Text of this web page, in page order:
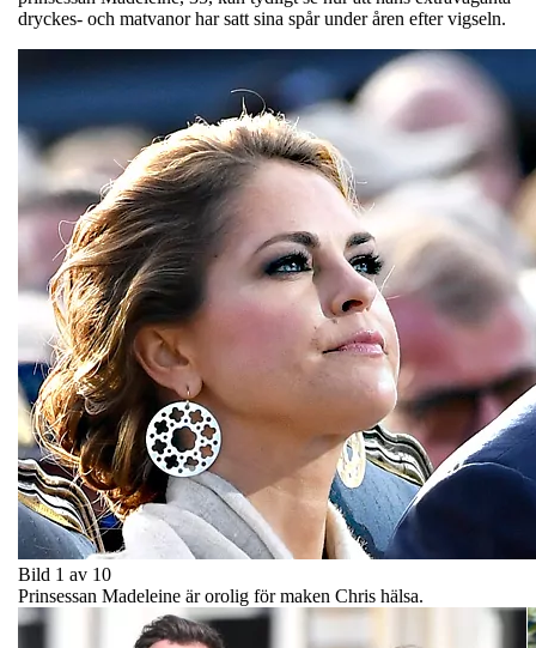
dryckes- och matvanor har satt sina spår under åren efter vigseln.
Bild 1 av 10
Prinsessan Madeleine är orolig för maken Chris hälsa.